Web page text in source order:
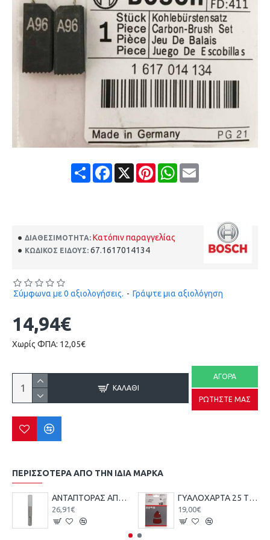
ShareFacebook
X PinterestWhatsApp
Email
ΔΙΑΘΕΣΙΜΌΤΗΤΑ: Κατόπιν παραγγελίας
ΚΩΔΙΚΌΣ ΕΊΔΟΥΣ: 67.1617014134
Σύμφωνα με 0 αξιολογήσεις. - Γράψτε μια αξιολόγηση
14,94€
Χωρίς ΦΠΑ: 12,05€
ΚΑΛΆΘΙ
ΑΓΟΡΆ
ΡΩΤΉΣΤΕ ΜΑΣ
ΠΕΡΙΣΣΌΤΕΡΑ ΑΠΌ ΤΗΝ ΙΔΙΑ ΜΆΡΚΑ
ΑΝΤΑΠΤΟΡΑΣ ΑΠΟ SDS-PLUS ΣΕ ΜΥΤΗ 1/4 ΜΕ ΜΑΓΝΗΤΗ BOSCH 2607000206
26,91€
ΓΥΑΛΟΧΑΡΤΑ 25 ΤΕΜ BOSCH 2608607417-720 102X62X93mm
19,00€